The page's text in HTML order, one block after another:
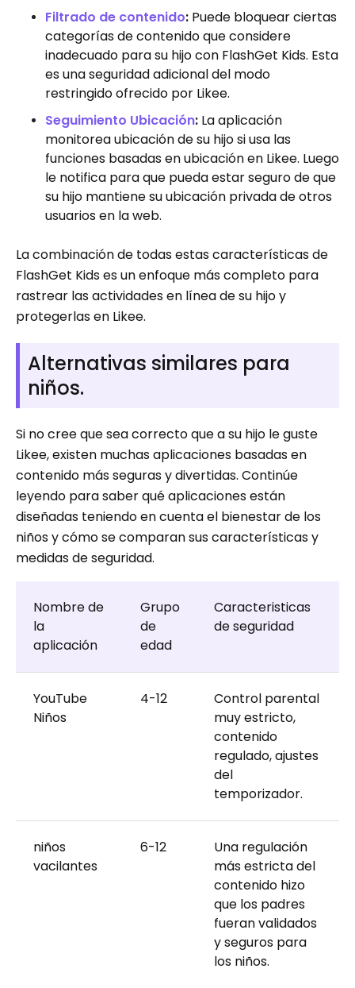
Filtrado de contenido: Puede bloquear ciertas
categorías de contenido que considere
inadecuado para su hijo con FlashGet Kids. Esta
es una seguridad adicional del modo
restringido ofrecido por Likee.
Seguimiento Ubicación: La aplicación
monitorea ubicación de su hijo si usa las
funciones basadas en ubicación en Likee. Luego
le notifica para que pueda estar seguro de que
su hijo mantiene su ubicación privada de otros
usuarios en la web.
La combinación de todas estas características de
FlashGet Kids es un enfoque más completo para
rastrear las actividades en línea de su hijo y
protegerlas en Likee.
Alternativas similares para
niños.
Si no cree que sea correcto que a su hijo le guste
Likee, existen muchas aplicaciones basadas en
contenido más seguras y divertidas. Continúe
leyendo para saber qué aplicaciones están
diseñadas teniendo en cuenta el bienestar de los
niños y cómo se comparan sus características y
medidas de seguridad.
Nombre de
la
aplicación
Grupo
de
edad
Caracteristicas
de seguridad
YouTube
Niños
4-12
Control parental
muy estricto,
contenido
regulado, ajustes
del
temporizador.
niños
vacilantes
6-12
Una regulación
más estricta del
contenido hizo
que los padres
fueran validados
y seguros para
los niños.